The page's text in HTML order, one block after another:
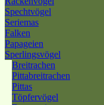
Spechtvögel
Seriemas
Falken
Papageien
Sperlingsvögel
Breitrachen
Pittabreitrachen
Pittas
Töpfervögel